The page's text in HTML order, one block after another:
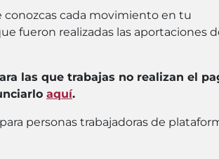
cada movimiento en tu
fueron realizadas las aportaciones
las que trabajas no realizan el
aquí.
personas trabajadoras de